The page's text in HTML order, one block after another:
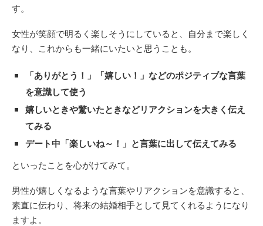
す。
女性が笑顔で明るく楽しそうにしていると、自分まで楽しく
なり、これからも一緒にいたいと思うことも。
「ありがとう！」「嬉しい！」などのポジティブな言葉
を意識して使う
嬉しいときや驚いたときなどリアクションを大きく伝え
てみる
デート中「楽しいね～！」と言葉に出して伝えてみる
といったことを心がけてみて。
男性が嬉しくなるような言葉やリアクションを意識すると、
素直に伝わり、将来の結婚相手として見てくれるようになり
ますよ。